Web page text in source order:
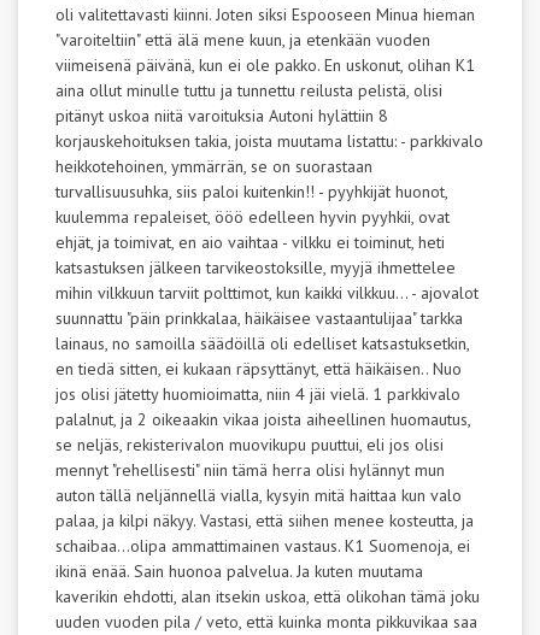
oli valitettavasti kiinni. Joten siksi Espooseen Minua hieman
"varoiteltiin" että älä mene kuun, ja etenkään vuoden
viimeisenä päivänä, kun ei ole pakko. En uskonut, olihan K1
aina ollut minulle tuttu ja tunnettu reilusta pelistä, olisi
pitänyt uskoa niitä varoituksia Autoni hylättiin 8
korjauskehoituksen takia, joista muutama listattu: - parkkivalo
heikkotehoinen, ymmärrän, se on suorastaan
turvallisuusuhka, siis paloi kuitenkin!! - pyyhkijät huonot,
kuulemma repaleiset, ööö edelleen hyvin pyyhkii, ovat
ehjät, ja toimivat, en aio vaihtaa - vilkku ei toiminut, heti
katsastuksen jälkeen tarvikeostoksille, myyjä ihmettelee
mihin vilkkuun tarviit polttimot, kun kaikki vilkkuu... - ajovalot
suunnattu "päin prinkkalaa, häikäisee vastaantulijaa" tarkka
lainaus, no samoilla säädöillä oli edelliset katsastuksetkin,
en tiedä sitten, ei kukaan räpsyttänyt, että häikäisen.. Nuo
jos olisi jätetty huomioimatta, niin 4 jäi vielä. 1 parkkivalo
palalnut, ja 2 oikeaakin vikaa joista aiheellinen huomautus,
se neljäs, rekisterivalon muovikupu puuttui, eli jos olisi
mennyt "rehellisesti" niin tämä herra olisi hylännyt mun
auton tällä neljännellä vialla, kysyin mitä haittaa kun valo
palaa, ja kilpi näkyy. Vastasi, että siihen menee kosteutta, ja
schaibaa...olipa ammattimainen vastaus. K1 Suomenoja, ei
ikinä enää. Sain huonoa palvelua. Ja kuten muutama
kaverikin ehdotti, alan itsekin uskoa, että olikohan tämä joku
uuden vuoden pila / veto, että kuinka monta pikkuvikaa saa